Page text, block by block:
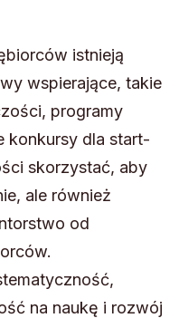
istnieją
wspierające, takie
programy
konkursy dla start-
skorzystać, aby
ale również
od
na naukę i rozwój